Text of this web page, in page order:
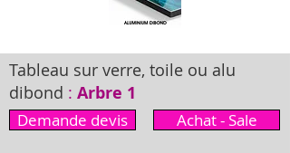
Tableau sur verre, toile ou alu
dibond : Arbre 1
Demande devis Achat - Sale